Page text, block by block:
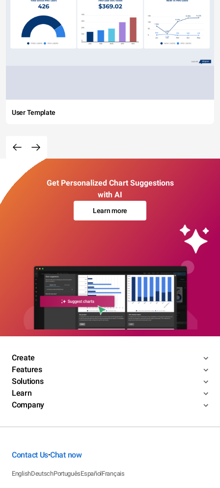
User Template
Get Personalized Chart Suggestions
with AI
Learn more
Create
Features
Solutions
Learn
Company
Contact Us•Chat now
EnglishDeutschPortuguêsEspañolFrançais